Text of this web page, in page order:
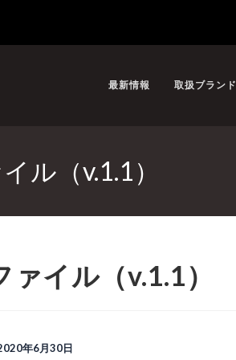
最新情報 取扱ブランド
ル（v.1.1）
イル（v.1.1）
年6月30日